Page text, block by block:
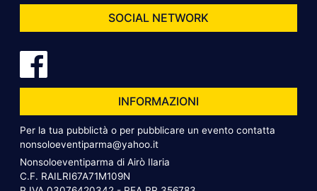
SOCIAL NETWORK
INFORMAZIONI
Per la tua pubblictà o per pubblicare un evento contatta
nonsoloeventiparma@yahoo.it
Nonsoloeventiparma di Airò Ilaria
C.F. RAILRI67A71M109N